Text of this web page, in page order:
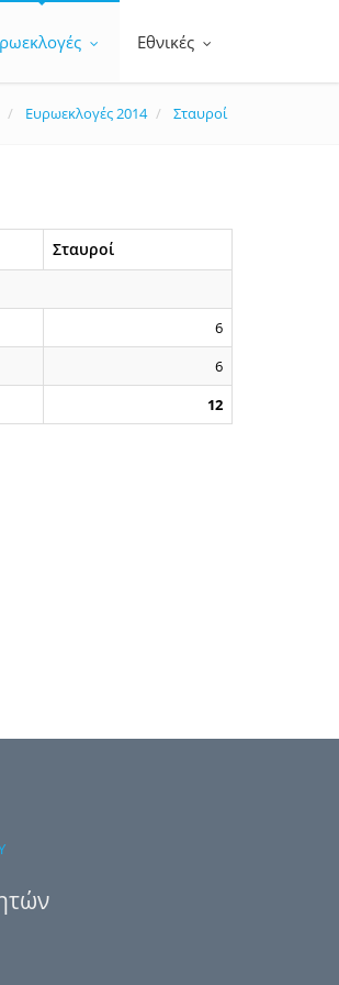
Εθνικές
Ευρωεκλογές 2014 Σταυροί
Σταυροί
6
6
12